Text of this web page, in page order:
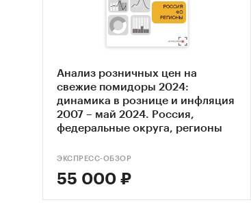
Анализ розничных цен на
свежие помидоры 2024:
динамика в рознице и инфляция
2007 – май 2024. Россия,
федеральные округа, регионы
ЭКСПРЕСС-ОБЗОР
55 000 ₽